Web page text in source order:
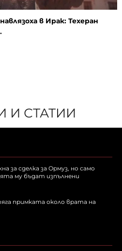
в Ирак: Техеран
И СТАТИИ
за сделка за Ормуз, но само
му бъдат изпълнени
примката около врата на